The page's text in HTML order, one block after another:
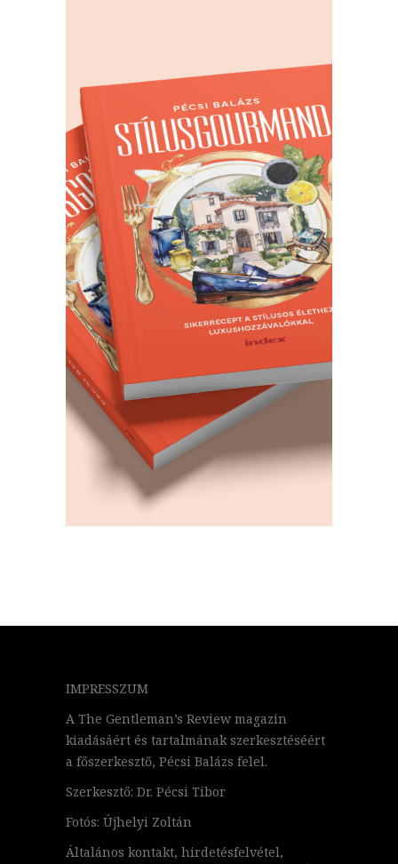
IMPRESSZUM
A The Gentleman’s Review magazin
kiadásáért és tartalmának szerkesztéséért
a főszerkesztő, Pécsi Balázs felel.
Szerkesztő: Dr. Pécsi Tibor
Fotós: Újhelyi Zoltán
Általános kontakt, hirdetésfelvétel,